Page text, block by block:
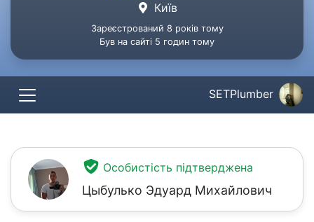
Київ
Зареєстрований 8 років тому
Був на сайті 5 годин тому
SETPlumber
Особистість підтверджена
Цыбулько Эдуард Михайлович